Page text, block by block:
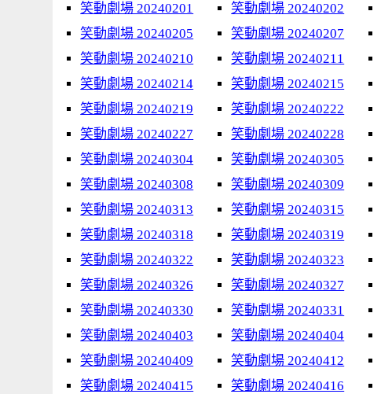
笑動劇場 20240201
笑動劇場 20240202
笑動劇場 20240205
笑動劇場 20240207
笑動劇場 20240210
笑動劇場 20240211
笑動劇場 20240214
笑動劇場 20240215
笑動劇場 20240219
笑動劇場 20240222
笑動劇場 20240227
笑動劇場 20240228
笑動劇場 20240304
笑動劇場 20240305
笑動劇場 20240308
笑動劇場 20240309
笑動劇場 20240313
笑動劇場 20240315
笑動劇場 20240318
笑動劇場 20240319
笑動劇場 20240322
笑動劇場 20240323
笑動劇場 20240326
笑動劇場 20240327
笑動劇場 20240330
笑動劇場 20240331
笑動劇場 20240403
笑動劇場 20240404
笑動劇場 20240409
笑動劇場 20240412
笑動劇場 20240415
笑動劇場 20240416